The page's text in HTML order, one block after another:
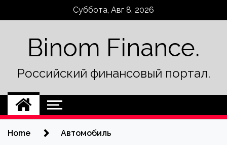
Суббота, Авг 8, 2026
Binom Finance.
Российский финансовый портал.
Home Автомобиль